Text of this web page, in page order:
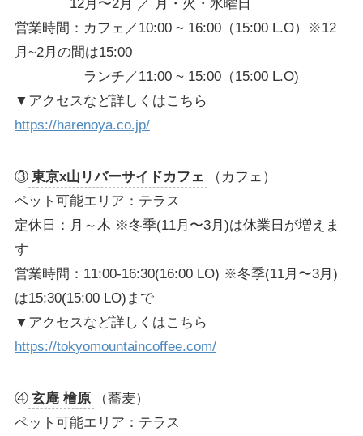
12月〜2月 ／ 月・火・水曜日
営業時間：カフェ／10:00 ~ 16:00（15:00 L.O）※12
月~2月の間は15:00
ランチ／11:00 ~ 15:00（15:00 L.O)
▼アクセスなど詳しくはこちら
https://harenoya.co.jp/
③ 東京x山リバーサイドカフェ
（カフェ）
ペット可能エリア：テラス
定休日：月～木 ※冬季(11月〜3月)は休業日が増えま
す
営業時間：11:00-16:30(16:00 LO) ※冬季(11月〜3月)
は15:30(15:00 LO)まで
▼アクセスなど詳しくはこちら
https://tokyomountaincoffee.com/
④ 玄庵 檜原
（蕎麦）
ペット可能エリア：テラス